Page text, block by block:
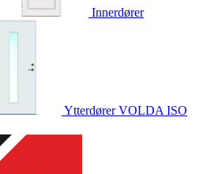
Innerdører
YtterdørerVOLDA ISO